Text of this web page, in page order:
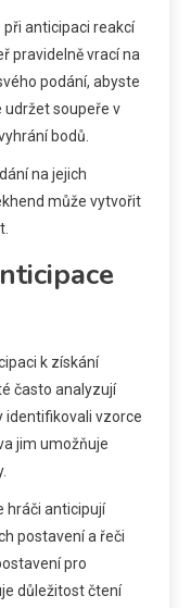
při anticipaci reakcí
pravidelně vrací na
podání, abyste
udržet soupeře v
bodů.
na jejich
může vytvořit
k získání
často analyzují
identifikovali vzorce
jim umožňuje
hráči anticipují
postavení a řeči
pro
důležitost čtení